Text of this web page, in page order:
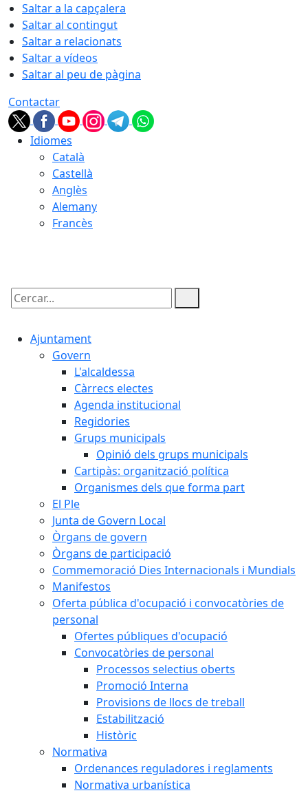
Saltar a la capçalera
Saltar al contingut
Saltar a relacionats
Saltar a vídeos
Saltar al peu de pàgina
Contactar
Idiomes
Català
Castellà
Anglès
Alemany
Francès
Cercar:
Ajuntament
Govern
L'alcaldessa
Càrrecs electes
Agenda institucional
Regidories
Grups municipals
Opinió dels grups municipals
Cartipàs: organització política
Organismes dels que forma part
El Ple
Junta de Govern Local
Òrgans de govern
Òrgans de participació
Commemoració Dies Internacionals i Mundials
Manifestos
Oferta pública d'ocupació i convocatòries de
personal
Ofertes públiques d'ocupació
Convocatòries de personal
Processos selectius oberts
Promoció Interna
Provisions de llocs de treball
Estabilització
Històric
Normativa
Ordenances reguladores i reglaments
Normativa urbanística